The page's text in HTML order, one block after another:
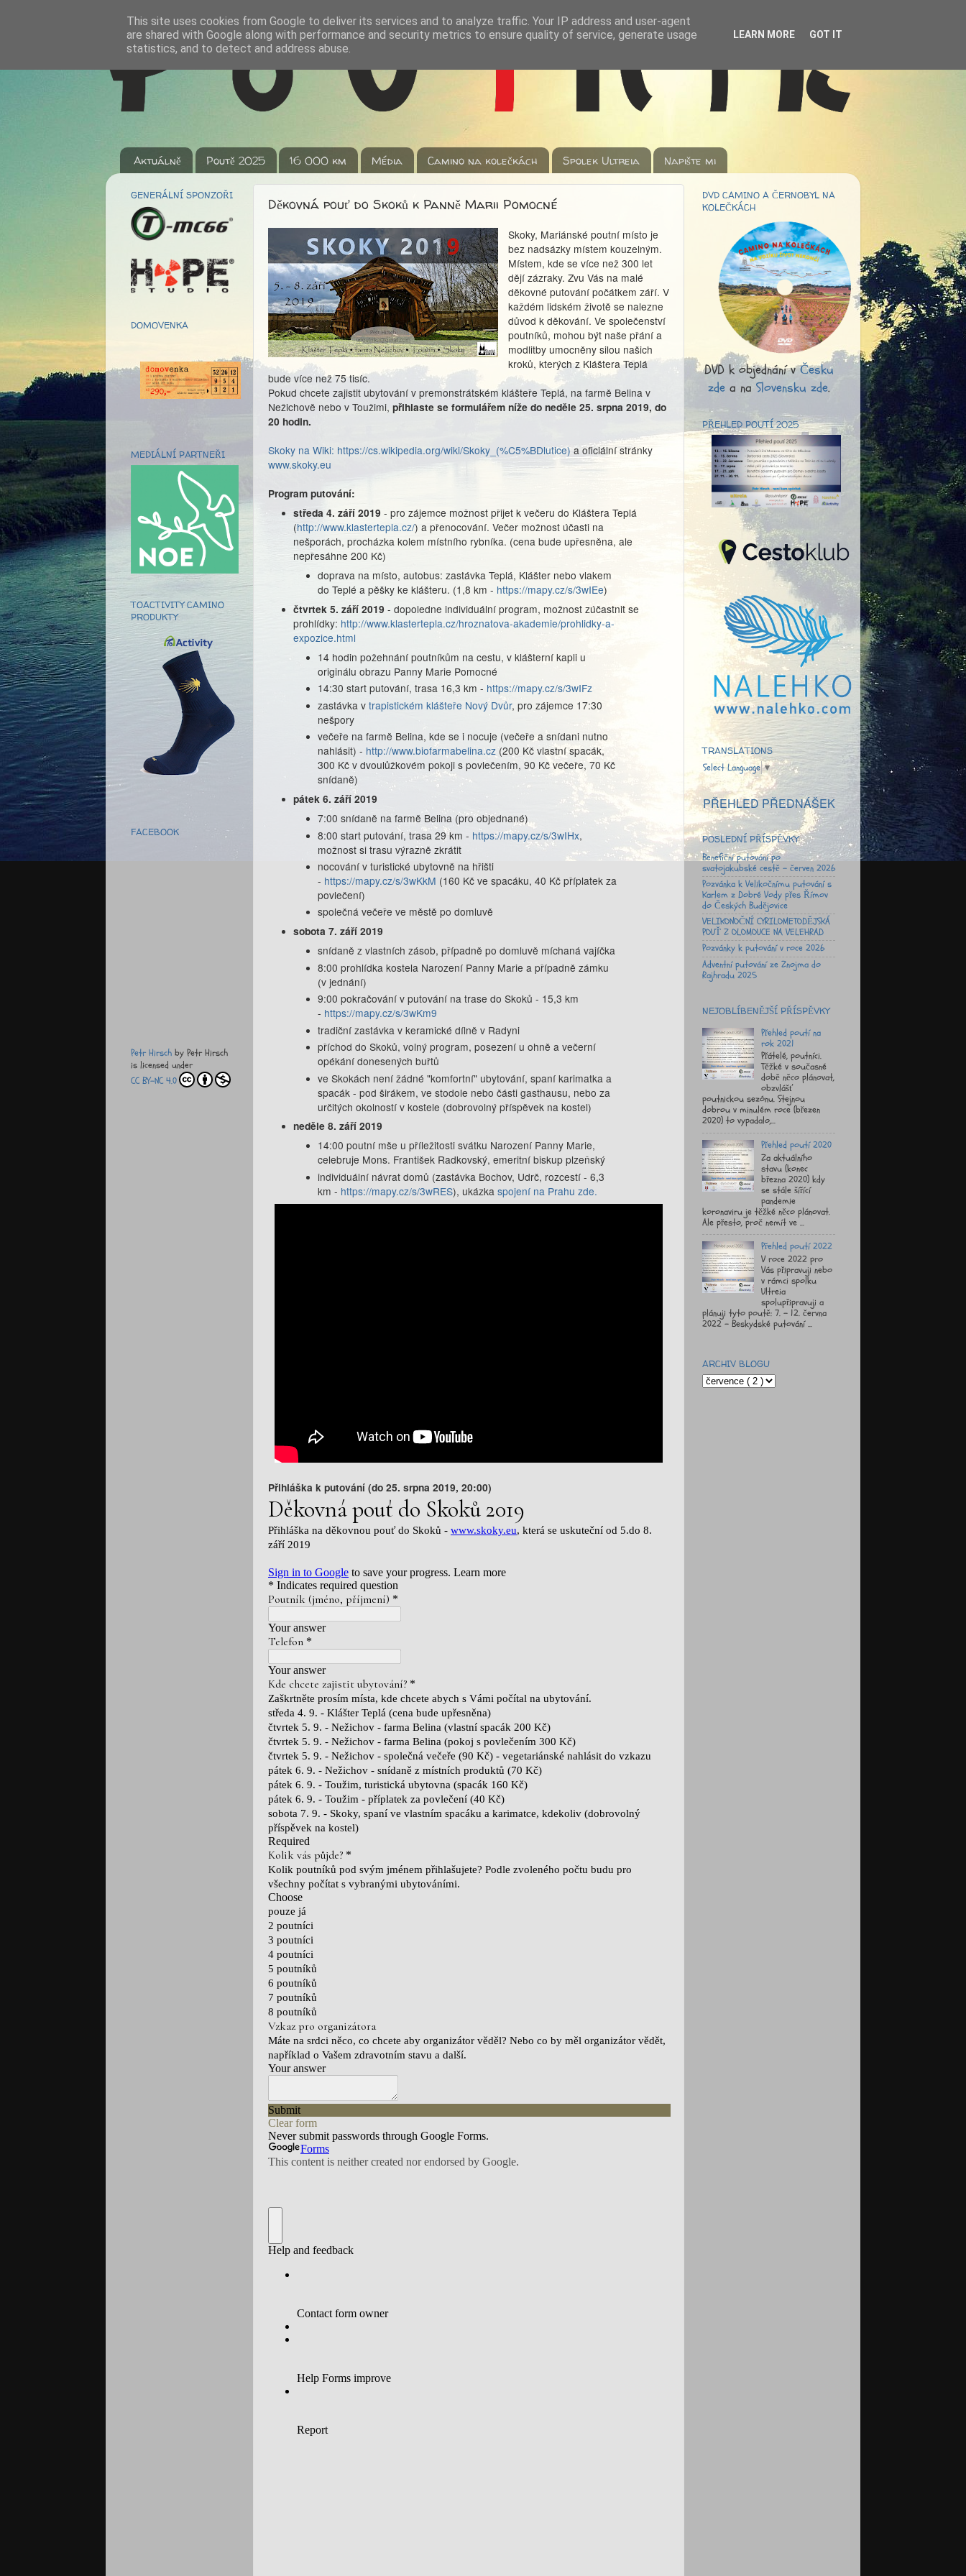
Aktuálně Poutě 2025 16 000 km Média Camino na kolečkách Spolek Ultreia Napište mi
Děkovná pouť do Skoků k Panně Marii Pomocné
Skoky, Mariánské poutní místo je
bez nadsázky místem kouzelným.
Místem, kde se více než 300 let
dějí zázraky. Zvu Vás na malé
děkovné putování počátkem září. V
každém lidském životě se nalezne
důvod k děkování. Ve společenství
poutníků, mohou být naše přání a
modlitby umocněny silou našich
kroků, kterých z Kláštera Teplá
bude více než 75 tisíc.
Pokud chcete zajistit ubytování v premonstrátském klášteře Teplá, na farmě Belina v
Nežichově nebo v Toužimi, přihlaste se formulářem níže do neděle 25. srpna 2019, do
20 hodin.
Skoky na Wiki: https://cs.wikipedia.org/wiki/Skoky_(%C5%BDlutice) a oficiální stránky
www.skoky.eu
Program putování:
středa 4. září 2019 - pro zájemce možnost přijet k večeru do Kláštera Teplá
(http://www.klastertepla.cz/) a přenocování. Večer možnost účasti na
nešporách, procházka kolem místního rybníka. (cena bude upřesněna, ale
nepřesáhne 200 Kč)
doprava na místo, autobus: zastávka Teplá, Klášter nebo vlakem
do Teplé a pěšky ke klášteru. (1,8 km - https://mapy.cz/s/3wIEe)
čtvrtek 5. září 2019 - dopoledne individuální program, možnost zúčastnit se
prohlídky: http://www.klastertepla.cz/hroznatova-akademie/prohlidky-a-
expozice.html
14 hodin požehnání poutníkům na cestu, v klášterní kapli u
originálu obrazu Panny Marie Pomocné
14:30 start putování, trasa 16,3 km - https://mapy.cz/s/3wIFz
zastávka vtrapistickém klášteře Nový Dvůr, pro zájemce 17:30
nešpory
večeře na farmě Belina, kde se i nocuje (večeře a snídani nutno
nahlásit) - http://www.biofarmabelina.cz (200 Kč vlastní spacák,
300 Kč v dvoulůžkovém pokoji s povlečením, 90 Kč večeře, 70 Kč
snídaně)
pátek 6. září 2019
7:00 snídaně na farmě Belina (pro objednané)
8:00 start putování, trasa 29 km - https://mapy.cz/s/3wIHx,
možnost si trasu výrazně zkrátit
nocování v turistické ubytovně na hřišti
- https://mapy.cz/s/3wKkM (160 Kč ve spacáku, 40 Kč příplatek za
povlečení)
společná večeře ve městě po domluvě
sobota 7. září 2019
snídaně z vlastních zásob, případně po domluvě míchaná vajíčka
8:00 prohlídka kostela Narození Panny Marie a případně zámku
(v jednání)
9:00 pokračování v putování na trase do Skoků - 15,3 km
- https://mapy.cz/s/3wKm9
tradiční zastávka v keramické dílně v Radyni
příchod do Skoků, volný program, posezení u ohně a večerní
opékání donesených buřtů
ve Skokách není žádné "komfortní" ubytování, spaní karimatka a
spacák - pod širákem, ve stodole nebo části gasthausu, nebo za
určitých okolností v kostele (dobrovolný příspěvek na kostel)
neděle 8. září 2019
14:00 poutní mše u příležitosti svátku Narození Panny Marie,
celebruje Mons. František Radkovský, emeritní biskup plzeňský
individuální návrat domů (zastávka Bochov, Udrč, rozcestí - 6,3
km - https://mapy.cz/s/3wRES), ukázkaspojení na Prahu zde.
Přihláška k putování (do 25. srpna 2019, 20:00)
GENERÁLNÍ SPONZOŘI
DOMOVENKA
MEDIÁLNÍ PARTNEŘI
TOACTIVITY CAMINO
PRODUKTY
FACEBOOK
Petr Hirsch by Petr Hirsch
is licensed under
CC BY-NC 4.0
DVD CAMINO A ČERNOBYL NA
KOLEČKÁCH
DVD k objednání vČesku
zdea na Slovensku zde.
PŘEHLED POUTÍ 2025
TRANSLATIONS
Select Language▼
PŘEHLED PŘEDNÁŠEK
POSLEDNÍ PŘÍSPĚVKY
Benefiční putování po
svatojakubské cestě - červen 2026
Pozvánka k Velikočnímu putování s
Karlem z Dobré Vody přes Římov
do Českých Budějovice
VELIKONOČNÍ CYRILOMETODĚJSKÁ
POUŤ Z OLOMOUCE NA VELEHRAD
Pozvánky k putování v roce 2026
Adventní putování ze Znojma do
Rajhradu 2025
NEJOBLÍBENĚJŠÍ PŘÍSPĚVKY
Přehled poutí na
rok 2021
Přátelé, poutníci.
Těžké v současné
době něco plánovat,
obzvlášť
poutnickou sezónu. Stejnou
dobrou v minulém roce (březen
2020) to vypadalo,...
Přehled poutí 2020
Za aktuálního
stavu (konec
března 2020) kdy
se stále šířící
pandemie
koronaviru je těžké něco plánovat.
Ale přesto, proč nemít ve ...
Přehled poutí 2022
V roce 2022 pro
Vás připravuji nebo
v rámci spolku
Ultreia
spolupřipravuji a
plánuji tyto poutě: 7. - 12. června
2022 - Beskydské putování ...
ARCHIV BLOGU
This site uses cookies from Google to deliver its services and to analyze traffic. Your IP address and user-agent
are shared with Google along with performance and security metrics to ensure quality of service, generate usage
statistics, and to detect and address abuse.
LEARN MORE GOT IT